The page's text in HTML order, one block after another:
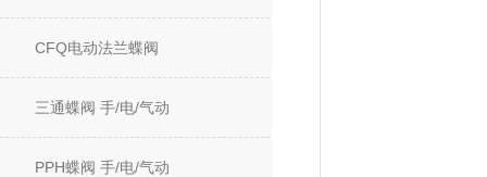
CFQ电动法兰蝶阀
三通蝶阀 手/电/气动
PPH蝶阀 手/电/气动